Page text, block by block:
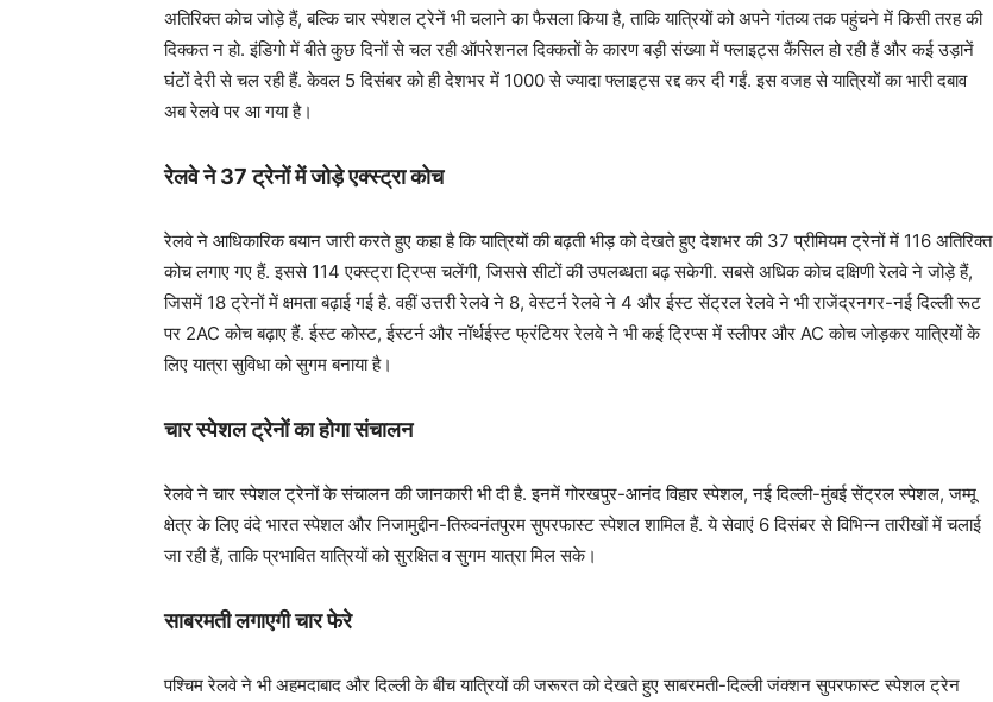
अतिरिक्त कोच जोड़े हैं, बल्कि चार स्पेशल ट्रेनें भी चलाने का फैसला किया है, ताकि यात्रियों को अपने गंतव्य तक पहुंचने में किसी तरह की
दिक्कत न हो. इंडिगो में बीते कुछ दिनों से चल रही ऑपरेशनल दिक्कतों के कारण बड़ी संख्या में फ्लाइट्स कैंसिल हो रही हैं और कई उड़ानें
घंटों देरी से चल रही हैं. केवल 5 दिसंबर को ही देशभर में 1000 से ज्यादा फ्लाइट्स रद्द कर दी गईं. इस वजह से यात्रियों का भारी दबाव
अब रेलवे पर आ गया है।
रेलवे ने 37 ट्रेनों में जोड़े एक्‍स्‍ट्रा कोच
रेलवे ने आधिकारिक बयान जारी करते हुए कहा है कि यात्रियों की बढ़ती भीड़ को देखते हुए देशभर की 37 प्रीमियम ट्रेनों में 116 अतिरिक्त
कोच लगाए गए हैं. इससे 114 एक्‍स्‍ट्रा ट्रिप्स चलेंगी, जिससे सीटों की उपलब्धता बढ़ सकेगी. सबसे अधिक कोच दक्षिणी रेलवे ने जोड़े हैं,
जिसमें 18 ट्रेनों में क्षमता बढ़ाई गई है. वहीं उत्तरी रेलवे ने 8, वेस्टर्न रेलवे ने 4 और ईस्ट सेंट्रल रेलवे ने भी राजेंद्रनगर-नई दिल्ली रूट
पर 2AC कोच बढ़ाए हैं. ईस्ट कोस्ट, ईस्टर्न और नॉर्थईस्ट फ्रंटियर रेलवे ने भी कई ट्रिप्स में स्लीपर और AC कोच जोड़कर यात्रियों के
लिए यात्रा सुविधा को सुगम बनाया है।
चार स्‍पेशल ट्रेनों का होगा संचालन
रेलवे ने चार स्पेशल ट्रेनों के संचालन की जानकारी भी दी है. इनमें गोरखपुर-आनंद विहार स्पेशल, नई दिल्ली-मुंबई सेंट्रल स्पेशल, जम्मू
क्षेत्र के लिए वंदे भारत स्पेशल और निजामुद्दीन-तिरुवनंतपुरम सुपरफास्ट स्पेशल शामिल हैं. ये सेवाएं 6 दिसंबर से विभिन्न तारीखों में चलाई
जा रही हैं, ताकि प्रभावित यात्रियों को सुरक्षित व सुगम यात्रा मिल सके।
साबरमती लगाएगी चार फेरे
पश्चिम रेलवे ने भी अहमदाबाद और दिल्ली के बीच यात्रियों की जरूरत को देखते हुए साबरमती-दिल्ली जंक्शन सुपरफास्ट स्पेशल ट्रेन